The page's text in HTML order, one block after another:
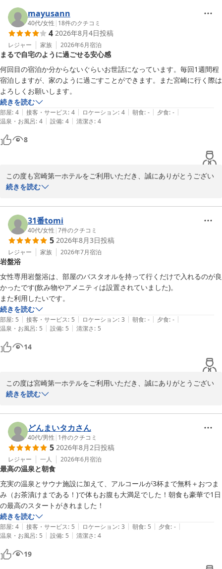
mayusann
40代/女性 | 18件のクチコミ
4 2026年8月4日投稿
レジャー 家族 2026年6月宿泊
まるで自宅のように過ごせる安心感
何回目の宿泊か分からないぐらいお世話になっています。毎回1週間程
宿泊しますが、家のように過ごすことができます。また宮崎に行く際は
よろしくお願いします。
続きを読む
部屋: 4 | 接客・サービス: 4 | ロケーション: 4 | 朝食: - | 夕食: - |
温泉・お風呂: 4 | 設備: 4 | 清潔さ: 4
8
この度も宮崎第一ホテルをご利用いただき、誠にありがとうござい
ます。
何度もご利用いただき、長期のご滞在でもご自宅のようにお過ごし
いただけているとのお言葉を頂戴し、大変嬉しく拝見いたしまし
た。
いつも当ホテルをご愛顧いただき、スタッフ一同心より感謝申し上
げます。
これからも安心して快適にお過ごしいただけるホテルであり続けら
れるよう努めてまいります。
宮崎第一ホテル
続きを読む
31番tomi
40代/女性 |7件のクチコミ
5 2026年8月3日投稿
レジャー 家族 2026年7月宿泊
岩盤浴
女性専用岩盤浴は、部屋のバスタオルを持って行くだけで入れるのが良
かったです(飲み物やアメニティは設置されていました)。
また利用したいです。
続きを読む
部屋: 5 | 接客・サービス: 5 | ロケーション: 3 | 朝食: - | 夕食: - |
温泉・お風呂: 5 | 設備: 5 | 清潔さ: 5
14
この度は宮崎第一ホテルをご利用いただき、誠にありがとうござい
ました。
女性専用岩盤浴を快適にご利用いただけたとのこと、大変嬉しく拝
見いたしました。
また、「また利用したい」とのお言葉を頂戴し、スタッフ一同大き
な励みとなっております。
これからも皆様に心地よくお過ごしいただける施設づくりに努めて
まいります。
宮崎第一ホテル
2026-08-05
続きを読む
どんまいタカさん
40代/男性 | 1件のクチコミ
5 2026年8月2日投稿
レジャー 一人 2026年6月宿泊
最高の温泉と朝食
充実の温泉とサウナ施設に加えて、アルコールが3杯まで無料＋おつま
み（お茶漬けまである！)で体もお腹も大満足でした！朝食も豪華で1日
の最高のスタートがきれました！
続きを読む
部屋: 4 | 接客・サービス: 5 | ロケーション: 3 | 朝食: 5 | 夕食: - |
温泉・お風呂: 5 | 設備: 5 | 清潔さ: 4
19